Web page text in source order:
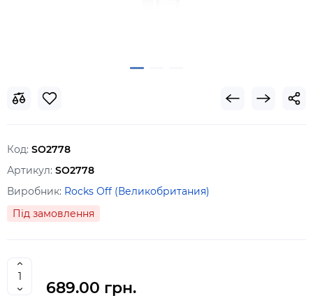
Код: SO2778
Артикул: SO2778
Виробник: Rocks Off (Великобритания)
Під замовлення
689.00 грн.